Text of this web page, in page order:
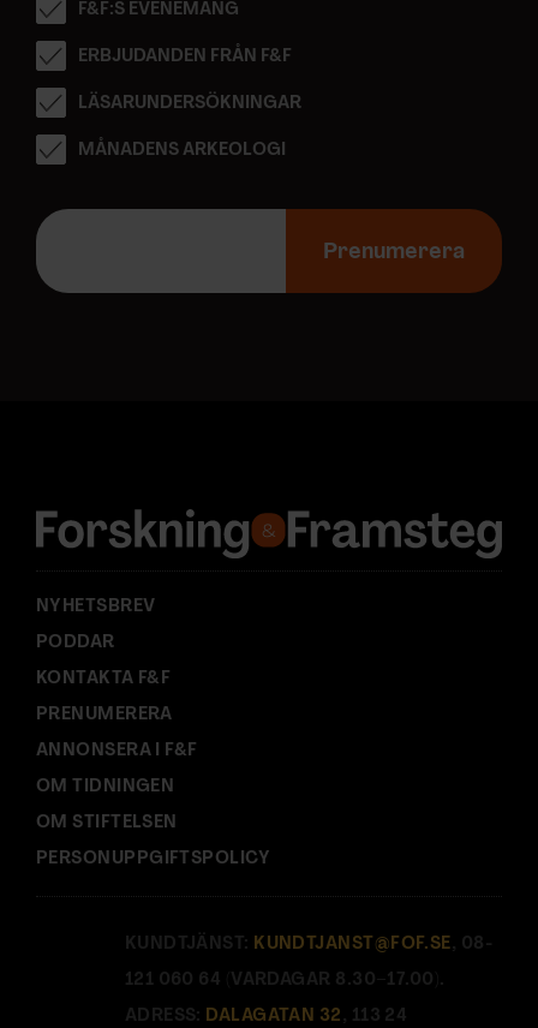
F&F:S EVENEMANG
ERBJUDANDEN FRÅN F&F
LÄSARUNDERSÖKNINGAR
MÅNADENS ARKEOLOGI
E
p
s
:
Prenumerera
NYHETSBREV
PODDAR
KONTAKTA F&F
PRENUMERERA
ANNONSERA I F&F
OM TIDNINGEN
OM STIFTELSEN
PERSONUPPGIFTSPOLICY
KUNDTJÄNST: KUNDTJANST@FOF.SE , 08-
121 060 64 (VARDAGAR 8.30–17.00).
ADRESS: DALAGATAN 32 , 113 24